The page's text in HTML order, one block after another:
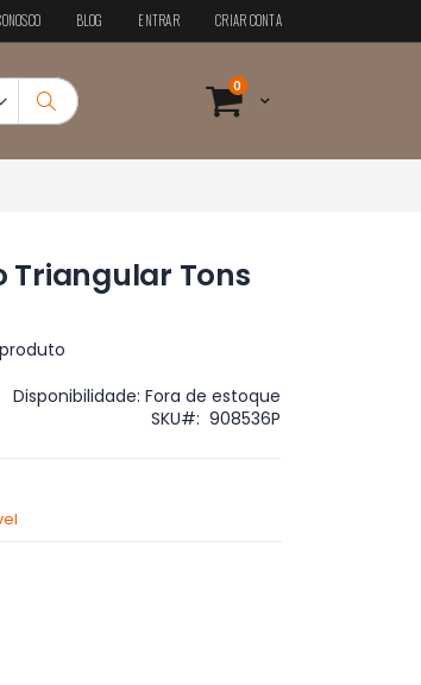
BLOG ENTRAR CRIAR CONTA
Cart
0 itens
Triangular Tons
Disponibilidade: Fora de estoque
SKU
908536P